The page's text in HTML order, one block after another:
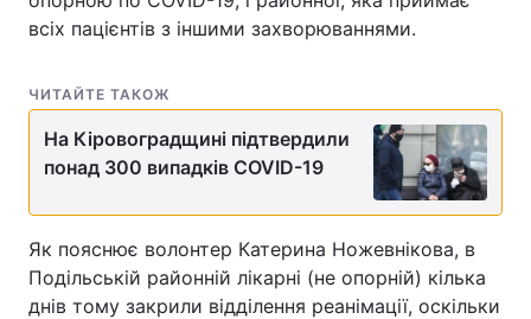
всіх пацієнтів з іншими захворюваннями.
ЧИТАЙТЕ ТАКОЖ
На Кіровоградщині підтвердили
понад 300 випадків COVID-19
Як пояснює волонтер Катерина Ножевнікова, в
Подільській районній лікарні (не опорній) кілька
днів тому закрили відділення реанімації, оскільки